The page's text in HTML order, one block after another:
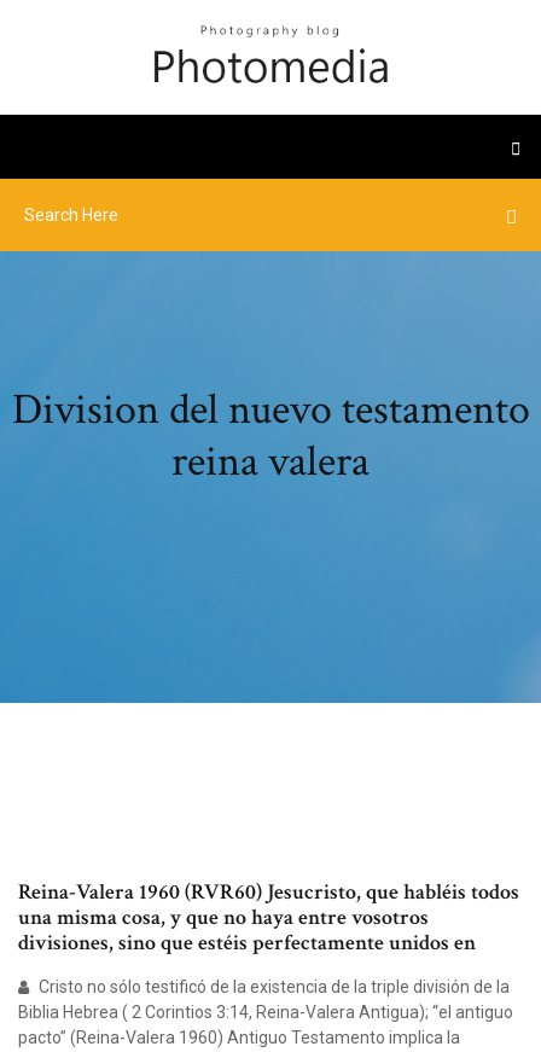
Division del nuevo testamento
reina valera
Reina-Valera 1960 (RVR60) Jesucristo, que habléis todos
una misma cosa, y que no haya entre vosotros
divisiones, sino que estéis perfectamente unidos en
Cristo no sólo testificó de la existencia de la triple división de la
Biblia Hebrea ( 2 Corintios 3:14, Reina-Valera Antigua); “el antiguo
pacto” (Reina-Valera 1960) Antiguo Testamento implica la